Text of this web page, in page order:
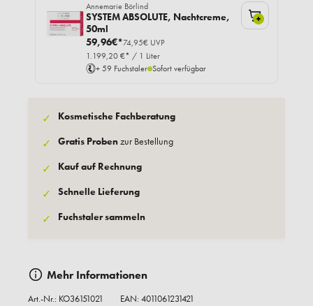
Annemarie Börlind
SYSTEM ABSOLUTE, Nachtcreme,
50ml
59,96€*74,95€ UVP
1.199,20 €* / 1 Liter
+ 59 Fuchstaler Sofort verfügbar
+
✓ Kosmetische Fachberatung
✓ Gratis Probenzur Bestellung
✓ Kauf auf Rechnung
✓ Schnelle Lieferung
✓ Fuchstaler sammeln
Mehr Informationen
Art.-Nr.: KO36151021 EAN: 4011061231421